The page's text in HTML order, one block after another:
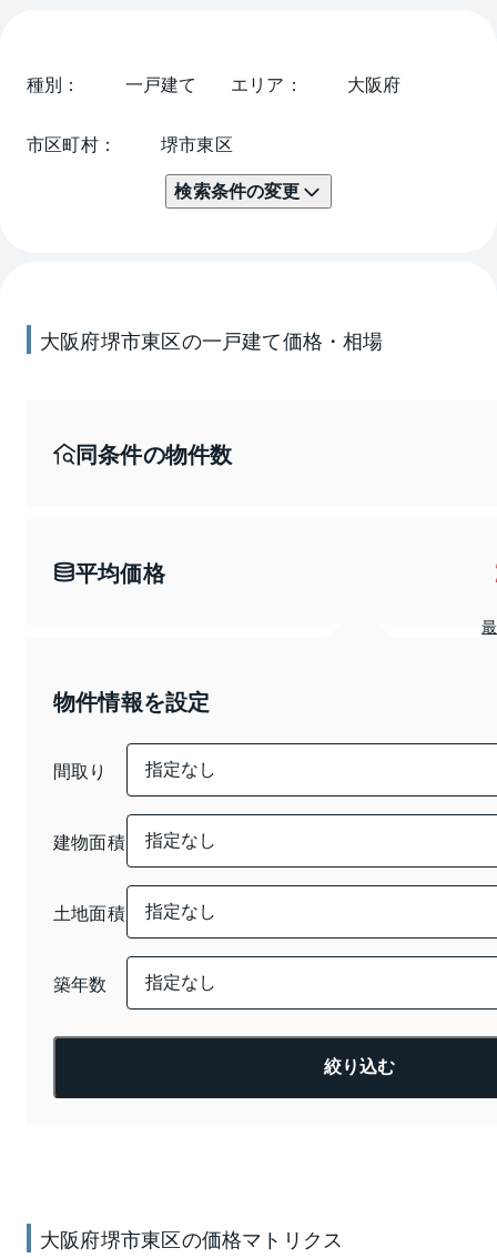
種別 一戸建て エリア 大阪府
市区町村 堺市東区
検索条件の変更
大阪府堺市東区の一戸建て価格・相場
物件情報を設定
間取り
建物面積
土地面積
築年数
絞り込む
同条件の物件数
平均価格
大阪府堺市東区の価格マトリクス